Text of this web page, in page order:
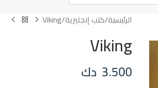
الرئيسية كتب إنجليزية Viking
Viking
3.500 دك